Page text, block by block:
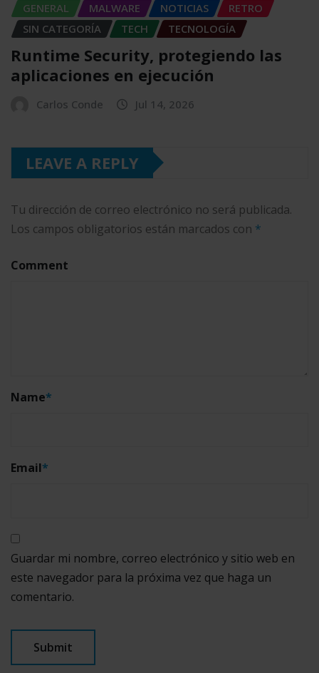
GENERAL
MALWARE NOTICIAS
RETRO
SIN CATEGORÍA
TECH TECNOLOGÍA
Runtime Security, protegiendo las
aplicaciones en ejecución
Carlos Conde Jul 14, 2026
LEAVE A REPLY
Tu dirección de correo electrónico no será publicada.
Los campos obligatorios están marcados con *
Comment
Name*
Email*
Guardar mi nombre, correo electrónico y sitio web en
este navegador para la próxima vez que haga un
comentario.